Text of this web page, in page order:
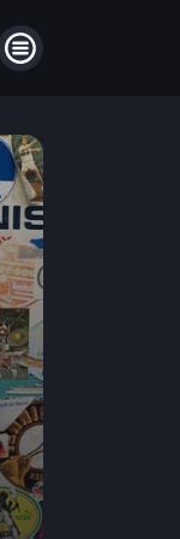
Guthaben